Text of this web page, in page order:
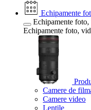
Echipamente
Echipamente
Echipamente foto,
Camere de
Camere video
Lentile